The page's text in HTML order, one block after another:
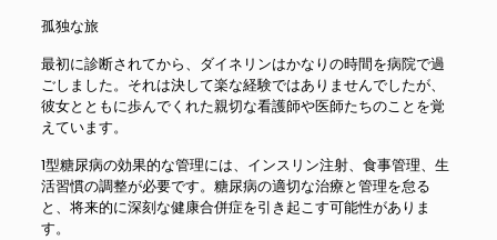
孤独な旅
最初に診断されてから、ダイネリンはかなりの時間を病院で過
ごしました。それは決して楽な経験ではありませんでしたが、
彼女とともに歩んでくれた親切な看護師や医師たちのことを覚
えています。
1型糖尿病の効果的な管理には、インスリン注射、食事管理、生
活習慣の調整が必要です。糖尿病の適切な治療と管理を怠る
と、将来的に深刻な健康合併症を引き起こす可能性がありま
す。